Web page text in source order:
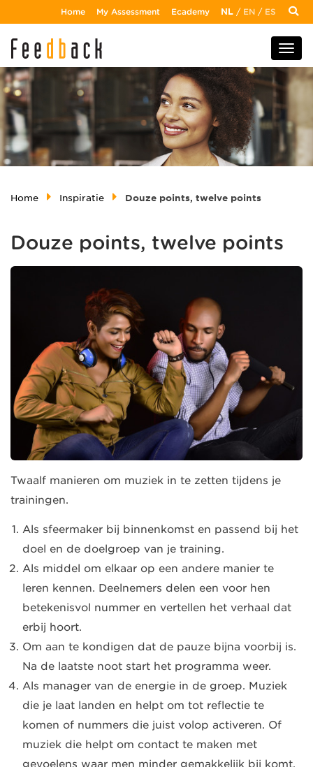
Home My Assessment Ecademy NL / EN / ES
Home Inspiratie Douze points, twelve points
Douze points, twelve points
Twaalf manieren om muziek in te zetten tijdens je
trainingen.
Als sfeermaker bij binnenkomst en passend bij het
doel en de doelgroep van je training.
Als middel om elkaar op een andere manier te
leren kennen. Deelnemers delen een voor hen
betekenisvol nummer en vertellen het verhaal dat
erbij hoort.
Om aan te kondigen dat de pauze bijna voorbij is.
Na de laatste noot start het programma weer.
Als manager van de energie in de groep. Muziek
die je laat landen en helpt om tot reflectie te
komen of nummers die juist volop activeren. Of
muziek die helpt om contact te maken met
gevoelens waar men minder gemakkelijk bij komt.